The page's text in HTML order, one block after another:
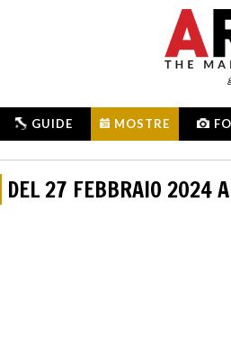
GUIDE MOSTRE
DEL 27 FEBBRAIO 2024 A